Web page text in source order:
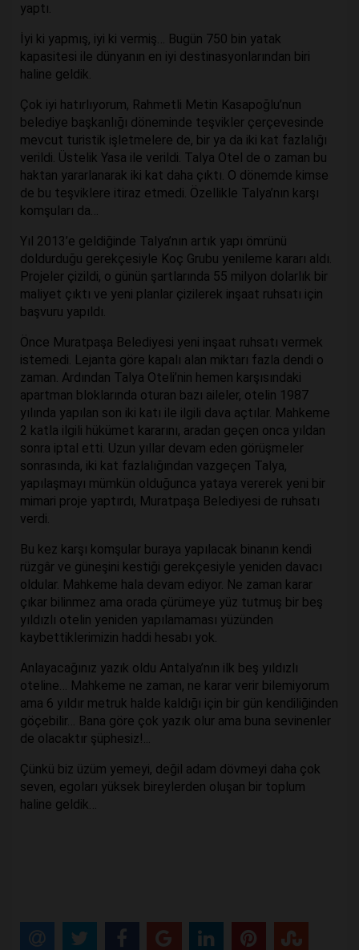
yaptı.
İyi ki yapmış, iyi ki vermiş… Bugün 750 bin yatak
kapasitesi ile dünyanın en iyi destinasyonlarından biri
haline geldik.
Çok iyi hatırlıyorum, Rahmetli Metin Kasapoğlu’nun
belediye başkanlığı döneminde teşvikler çerçevesinde
mevcut turistik işletmelere de, bir ya da iki kat fazlalığı
verildi. Üstelik Yasa ile verildi. Talya Otel de o zaman bu
haktan yararlanarak iki kat daha çıktı. O dönemde kimse
de bu teşviklere itiraz etmedi. Özellikle Talya’nın karşı
komşuları da…
Yıl 2013’e geldiğinde Talya’nın artık yapı ömrünü
doldurduğu gerekçesiyle Koç Grubu yenileme kararı aldı.
Projeler çizildi, o günün şartlarında 55 milyon dolarlık bir
maliyet çıktı ve yeni planlar çizilerek inşaat ruhsatı için
başvuru yapıldı.
Önce Muratpaşa Belediyesi yeni inşaat ruhsatı vermek
istemedi. Lejanta göre kapalı alan miktarı fazla dendi o
zaman. Ardından Talya Oteli’nin hemen karşısındaki
apartman bloklarında oturan bazı aileler, otelin 1987
yılında yapılan son iki katı ile ilgili dava açtılar. Mahkeme
2 katla ilgili hükümet kararını, aradan geçen onca yıldan
sonra iptal etti. Uzun yıllar devam eden görüşmeler
sonrasında, iki kat fazlalığından vazgeçen Talya,
yapılaşmayı mümkün olduğunca yataya vererek yeni bir
mimari proje yaptırdı, Muratpaşa Belediyesi de ruhsatı
verdi.
Bu kez karşı komşular buraya yapılacak binanın kendi
rüzgâr ve güneşini kestiği gerekçesiyle yeniden davacı
oldular. Mahkeme hala devam ediyor. Ne zaman karar
çıkar bilinmez ama orada çürümeye yüz tutmuş bir beş
yıldızlı otelin yeniden yapılamaması yüzünden
kaybettiklerimizin haddi hesabı yok.
Anlayacağınız yazık oldu Antalya’nın ilk beş yıldızlı
oteline… Mahkeme ne zaman, ne karar verir bilemiyorum
ama 6 yıldır metruk halde kaldığı için bir gün kendiliğinden
göçebilir… Bana göre çok yazık olur ama buna sevinenler
de olacaktır şüphesiz!...
Çünkü biz üzüm yemeyi, değil adam dövmeyi daha çok
seven, egoları yüksek bireylerden oluşan bir toplum
haline geldik…